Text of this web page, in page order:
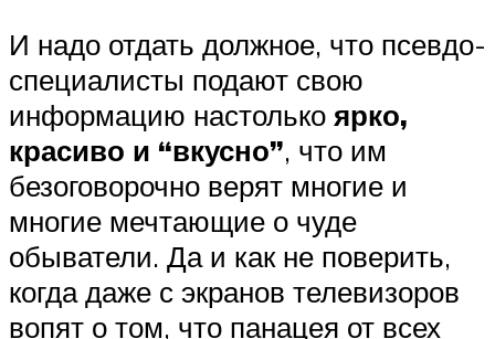
И надо отдать должное, что псевдо-
специалисты подают свою
информацию настолько ярко,
красиво и “вкусно”, что им
безоговорочно верят многие и
многие мечтающие о чуде
обыватели. Да и как не поверить,
когда даже с экранов телевизоров
вопят о том, что панацея от всех